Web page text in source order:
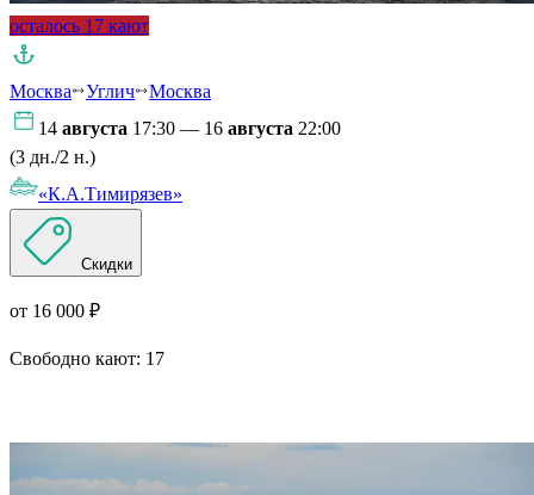
осталось 17 кают
Москва Углич
Москва
14 августа 17:30 — 16 августа 22:00
(3 дн./2 н.)
«К.А.Тимирязев»
Скидки
от 16 000 ₽
Свободно кают: 17